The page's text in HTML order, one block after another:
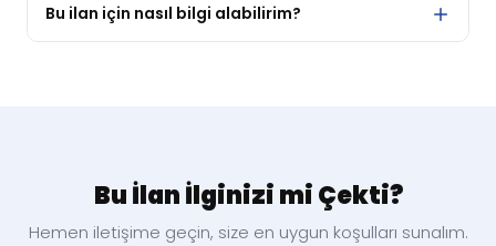
Bölgedeki diğer seçenekler için portföyümüze göz
atabilirsiniz.
Bu ilan için nasıl bilgi alabilirim?
Bu İlan İlginizi mi Çekti?
Hemen iletişime geçin, size en uygun koşulları sunalım.